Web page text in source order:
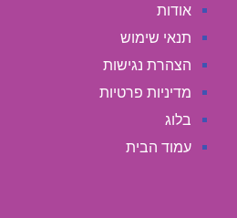
אודות
תנאי שימוש
הצהרת נגישות
מדיניות פרטיות
בלוג
עמוד הבית